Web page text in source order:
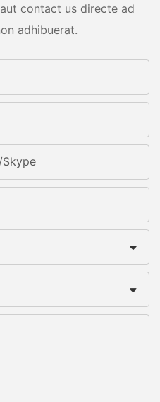
contact us directe ad
adhibuerat.
skype